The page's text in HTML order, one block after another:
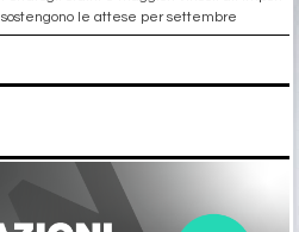
sostengono le attese per settembre